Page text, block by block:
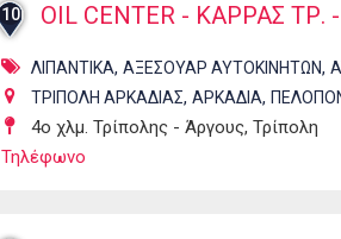
10 OIL CENTER - ΚΑΡΡΑΣ
ΛΙΠΑΝΤΙΚΑ, ΑΞΕΣΟΥΑΡ ΑΥΤΟΚΙΝΗΤΩΝ,
ΤΡΙΠΟΛΗ ΑΡΚΑΔΙΑΣ, ΑΡΚΑΔΙΑ,
4ο χλμ. Τρίπολης - Άργους, Τρίπολη
Τηλέφωνο